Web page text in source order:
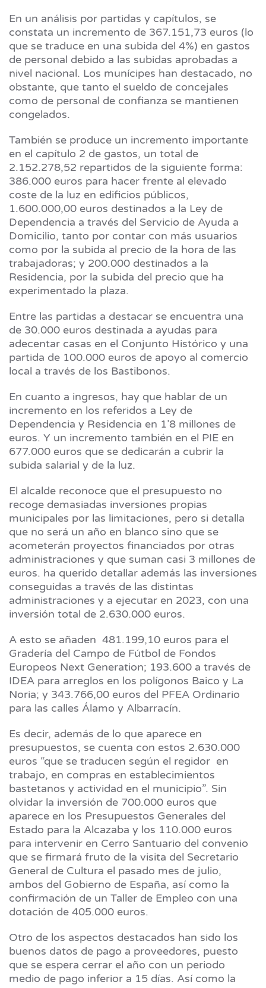
En un análisis por partidas y capítulos, se
constata un incremento de 367.151,73 euros (lo
que se traduce en una subida del 4%) en gastos
de personal debido a las subidas aprobadas a
nivel nacional. Los munícipes han destacado, no
obstante, que tanto el sueldo de concejales
como de personal de confianza se mantienen
congelados.
También se produce un incremento importante
en el capítulo 2 de gastos, un total de
2.152.278,52 repartidos de la siguiente forma:
386.000 euros para hacer frente al elevado
coste de la luz en edificios públicos,
1.600.000,00 euros destinados a la Ley de
Dependencia a través del Servicio de Ayuda a
Domicilio, tanto por contar con más usuarios
como por la subida al precio de la hora de las
trabajadoras; y 200.000 destinados a la
Residencia, por la subida del precio que ha
experimentado la plaza.
Entre las partidas a destacar se encuentra una
de 30.000 euros destinada a ayudas para
adecentar casas en el Conjunto Histórico y una
partida de 100.000 euros de apoyo al comercio
local a través de los Bastibonos.
En cuanto a ingresos, hay que hablar de un
incremento en los referidos a Ley de
Dependencia y Residencia en 1’8 millones de
euros. Y un incremento también en el PIE en
677.000 euros que se dedicarán a cubrir la
subida salarial y de la luz.
El alcalde reconoce que el presupuesto no
recoge demasiadas inversiones propias
municipales por las limitaciones, pero si detalla
que no será un año en blanco sino que se
acometerán proyectos financiados por otras
administraciones y que suman casi 3 millones de
euros. ha querido detallar además las inversiones
conseguidas a través de las distintas
administraciones y a ejecutar en 2023, con una
inversión total de 2.630.000 euros.
A esto se añaden 481.199,10 euros para el
Gradería del Campo de Fútbol de Fondos
Europeos Next Generation; 193.600 a través de
IDEA para arreglos en los polígonos Baico y La
Noria; y 343.766,00 euros del PFEA Ordinario
para las calles Álamo y Albarracín.
Es decir, además de lo que aparece en
presupuestos, se cuenta con estos 2.630.000
euros “que se traducen según el regidor en
trabajo, en compras en establecimientos
bastetanos y actividad en el municipio”. Sin
olvidar la inversión de 700.000 euros que
aparece en los Presupuestos Generales del
Estado para la Alcazaba y los 110.000 euros
para intervenir en Cerro Santuario del convenio
que se firmará fruto de la visita del Secretario
General de Cultura el pasado mes de julio,
ambos del Gobierno de España, así como la
confirmación de un Taller de Empleo con una
dotación de 405.000 euros.
Otro de los aspectos destacados han sido los
buenos datos de pago a proveedores, puesto
que se espera cerrar el año con un periodo
medio de pago inferior a 15 días. Así como la